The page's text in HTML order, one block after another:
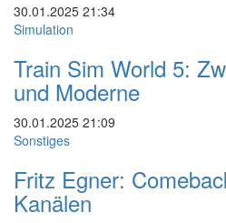
30.01.2025 21:34
Simulation
Train Sim World 5:
und Moderne
30.01.2025 21:09
Sonstiges
Fritz Egner:
Kanälen